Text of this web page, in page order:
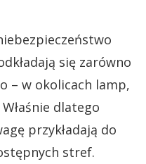
się zarówno
– w okolicach lamp,
dlatego
przykładają do
stref.